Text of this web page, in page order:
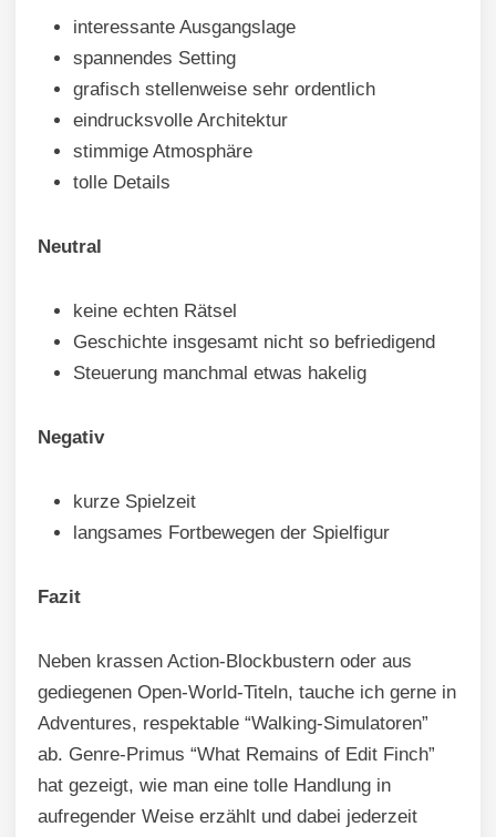
interessante Ausgangslage
spannendes Setting
grafisch stellenweise sehr ordentlich
eindrucksvolle Architektur
stimmige Atmosphäre
tolle Details
Neutral
keine echten Rätsel
Geschichte insgesamt nicht so befriedigend
Steuerung manchmal etwas hakelig
Negativ
kurze Spielzeit
langsames Fortbewegen der Spielfigur
Fazit
Neben krassen Action-Blockbustern oder aus
gediegenen Open-World-Titeln, tauche ich gerne in
Adventures, respektable “Walking-Simulatoren”
ab. Genre-Primus “What Remains of Edit Finch”
hat gezeigt, wie man eine tolle Handlung in
aufregender Weise erzählt und dabei jederzeit